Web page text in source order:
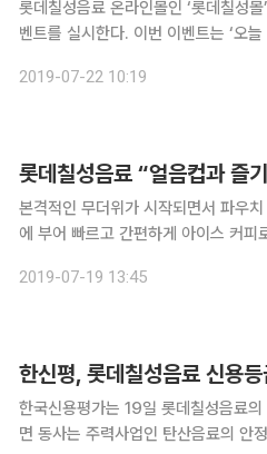
롯데칠성음료 온라인몰인 ‘롯데칠성
벤트를 실시한다. 이번 이벤트는 ‘오
데칠성몰의 인지도 제고를 위해 기획
2019-07-22 10:19
롯데칠성음료 “얼음컵과 즐
본격적인 무더위가 시작되면서 파우
에 부어 빠르고 간편하게 아이스 커
노, 블랙커피, 카라멜 마키아토, 헤이
2019-07-19 13:45
한신평, 롯데칠성음료 신용등
한국신용평가는 19일 롯데칠성음료의 기업
면 동사는 주력사업인 탄산음료의 안